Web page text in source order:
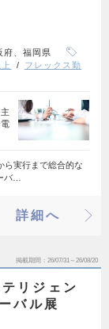
府、福岡県
フレックス勤
ら実行まで総合的な
バ…
詳細へ
掲載期間 26/07/31～26/08/20
リジェン
バル展